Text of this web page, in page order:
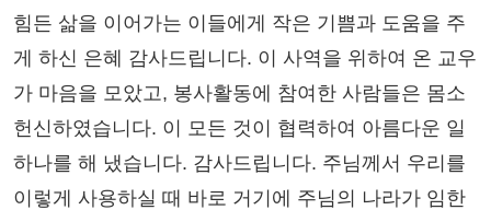
힘든 삶을 이어가는 이들에게 작은 기쁨과 도움을 주
게 하신 은혜 감사드립니다. 이 사역을 위하여 온 교우
가 마음을 모았고, 봉사활동에 참여한 사람들은 몸소
헌신하였습니다. 이 모든 것이 협력하여 아름다운 일
하나를 해 냈습니다. 감사드립니다. 주님께서 우리를
이렇게 사용하실 때 바로 거기에 주님의 나라가 임한